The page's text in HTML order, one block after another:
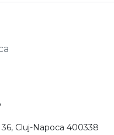
Cluj-Napoca 400338